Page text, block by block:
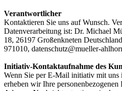
Verantwortlicher
Kontaktieren Sie uns auf Wunsch.
Datenverarbeitung ist: Dr. Michael
18, 26197 Großenkneten
971010, datenschutz@mueller-
Initiativ-Kontaktaufnahme des
Wenn Sie per E-Mail initiativ mit uns
erheben wir Ihre